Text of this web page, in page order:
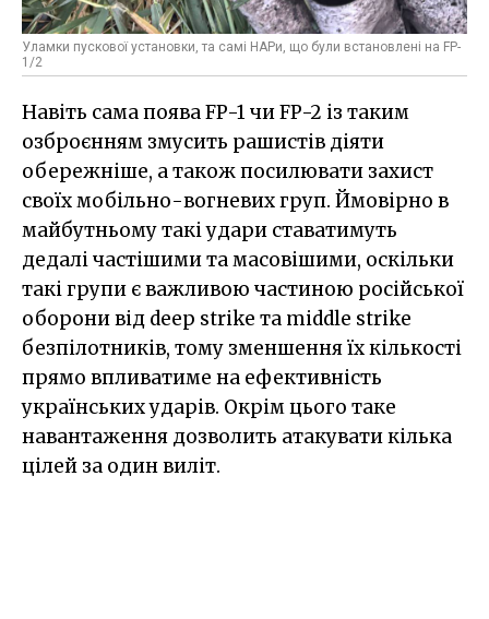
Уламки пускової установки, та самі НАРи, що були встановлені на FP-
1/2
Навіть сама поява FP-1 чи FP-2 із таким
озброєнням змусить рашистів діяти
обережніше, а також посилювати захист
своїх мобільно-вогневих груп. Ймовірно в
майбутньому такі удари ставатимуть
дедалі частішими та масовішими, оскільки
такі групи є важливою частиною російської
оборони від deep strike та middle strike
безпілотників, тому зменшення їх кількості
прямо впливатиме на ефективність
українських ударів. Окрім цього таке
навантаження дозволить атакувати кілька
цілей за один виліт.